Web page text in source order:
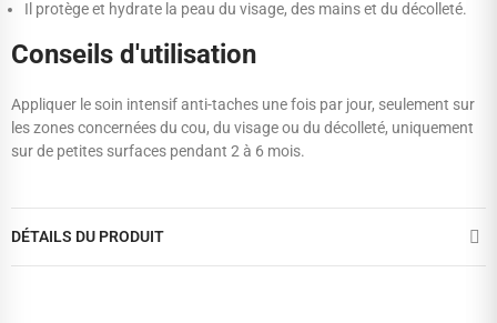
Il protège et hydrate la peau du visage, des mains et du décolleté.
Conseils d'utilisation
Appliquer le soin intensif anti-taches une fois par jour, seulement sur
les zones concernées du cou, du visage ou du décolleté, uniquement
sur de petites surfaces pendant 2 à 6 mois.
DÉTAILS DU PRODUIT